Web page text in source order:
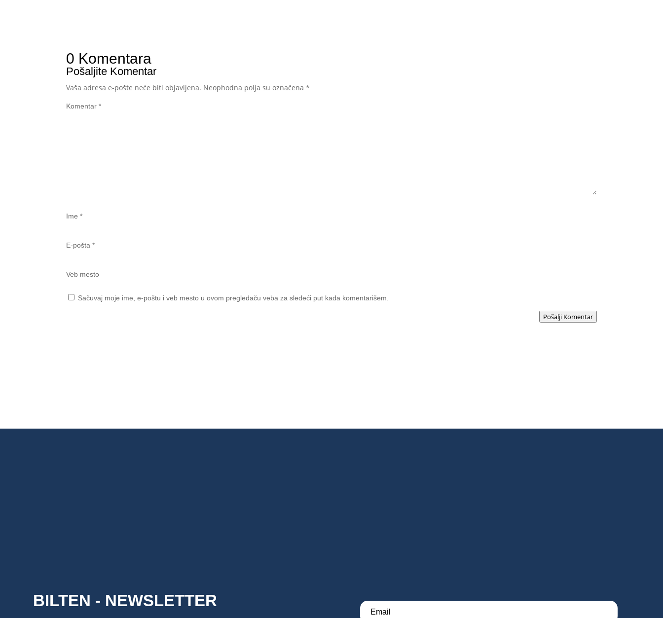
0 Komentara
Pošaljite Komentar
Vaša adresa e-pošte neće biti objavljena. Neophodna polja su označena*
Komentar*
Ime*
E-pošta*
Veb mesto
Sačuvaj moje ime, e-poštu i veb mesto u ovom pregledaču veba za sledeći put kada komentarišem.
Pošalji Komentar
BILTEN - NEWSLETTER